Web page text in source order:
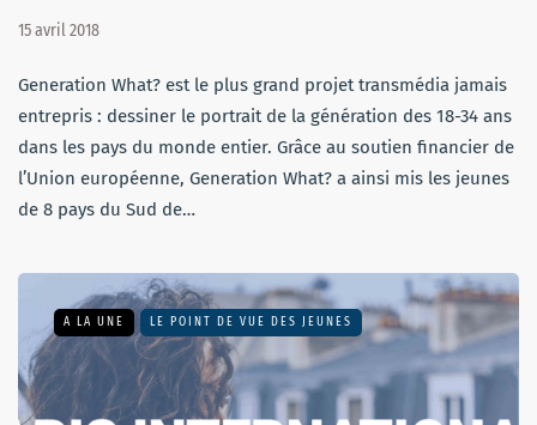
15 avril 2018
Generation What? est le plus grand projet transmédia jamais
entrepris : dessiner le portrait de la génération des 18-34 ans
dans les pays du monde entier. Grâce au soutien financier de
l’Union européenne, Generation What? a ainsi mis les jeunes
de 8 pays du Sud de…
A LA UNE LE POINT DE VUE DES JEUNES